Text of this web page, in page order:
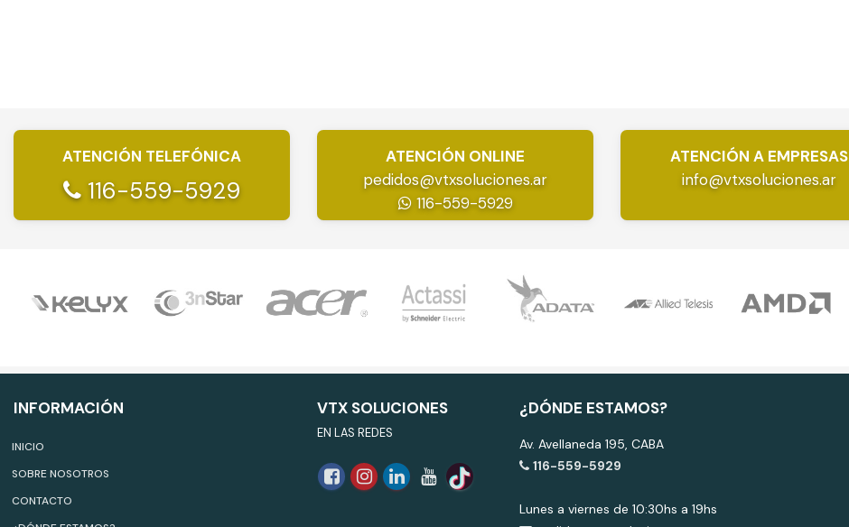
ATENCIÓN TELEFÓNICA
116-559-5929
ATENCIÓN ONLINE
pedidos@vtxsoluciones.ar
116-559-5929
ATENCIÓN A EMPRESAS
info@vtxsoluciones.ar
INFORMACIÓN
INICIO
SOBRE NOSOTROS
CONTACTO
VTX SOLUCIONES
EN LAS REDES
¿DÓNDE ESTAMOS?
Av. Avellaneda 195, CABA
116-559-5929
Lunes a viernes de 10:30hs a 19hs